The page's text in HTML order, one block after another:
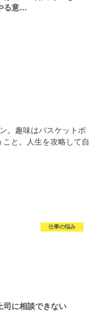
る意…
。趣味はバスケットボ
と。人生を攻略して自
仕事の悩み
司に相談できない